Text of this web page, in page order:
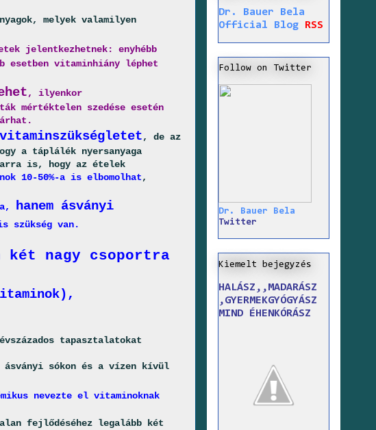
melyek valamilyen
jelentkezhetnek: enyhébb
esetben vitaminhiány léphet
, ilyenkor
mértéktelen szedése esetén
, de az
a táplálék nyersanyaga
arra is, hogy az ételek
10-50%-a is elbomolhat,
hanem ásványi
szükség van.
két nagy csoportra
tapasztalatokat
sókon és a vízen kívül
nevezte el vitaminoknak
fejlődéséhez legalább két
Dr. Bauer Bela
Official Blog
RSS
Follow on Twitter
Dr. Bauer Bela
Twitter
Kiemelt bejegyzés
HALÁSZ,,MADARÁSZ
,GYERMEKGYÓGYÁSZ
MIND ÉHENKÓRÁSZ